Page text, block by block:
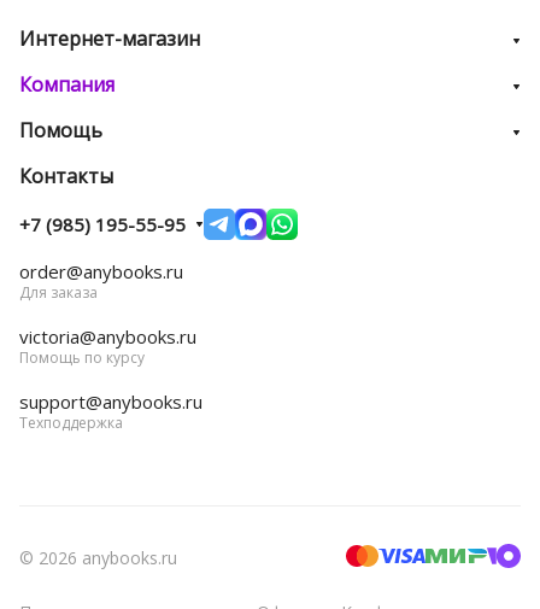
Интернет-магазин
Компания
Помощь
Контакты
+7 (985) 195-55-95
order@anybooks.ru
Для заказа
victoria@anybooks.ru
Помощь по курсу
support@anybooks.ru
Техподдержка
© 2026 anybooks.ru